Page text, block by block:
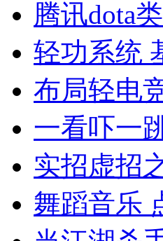
腾讯dota
轻功系统
布局轻电
一看吓一
实招虚招
舞蹈音乐